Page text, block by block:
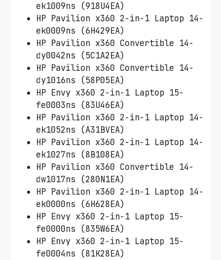
ek1009ns (918U4EA)
HP Pavilion x360 2-in-1 Laptop 14-
ek0009ns (6H429EA)
HP Pavilion x360 Convertible 14-
dy0042ns (5C1A2EA)
HP Pavilion x360 Convertible 14-
dy1016ns (58P05EA)
HP Envy x360 2-in-1 Laptop 15-
fe0003ns (83U46EA)
HP Pavilion x360 2-in-1 Laptop 14-
ek1052ns (A31BVEA)
HP Pavilion x360 2-in-1 Laptop 14-
ek1027ns (8B108EA)
HP Pavilion x360 Convertible 14-
dw1017ns (280N1EA)
HP Pavilion x360 2-in-1 Laptop 14-
ek0000ns (6H628EA)
HP Envy x360 2-in-1 Laptop 15-
fe0000ns (835W6EA)
HP Envy x360 2-in-1 Laptop 15-
fe0004ns (81K28EA)